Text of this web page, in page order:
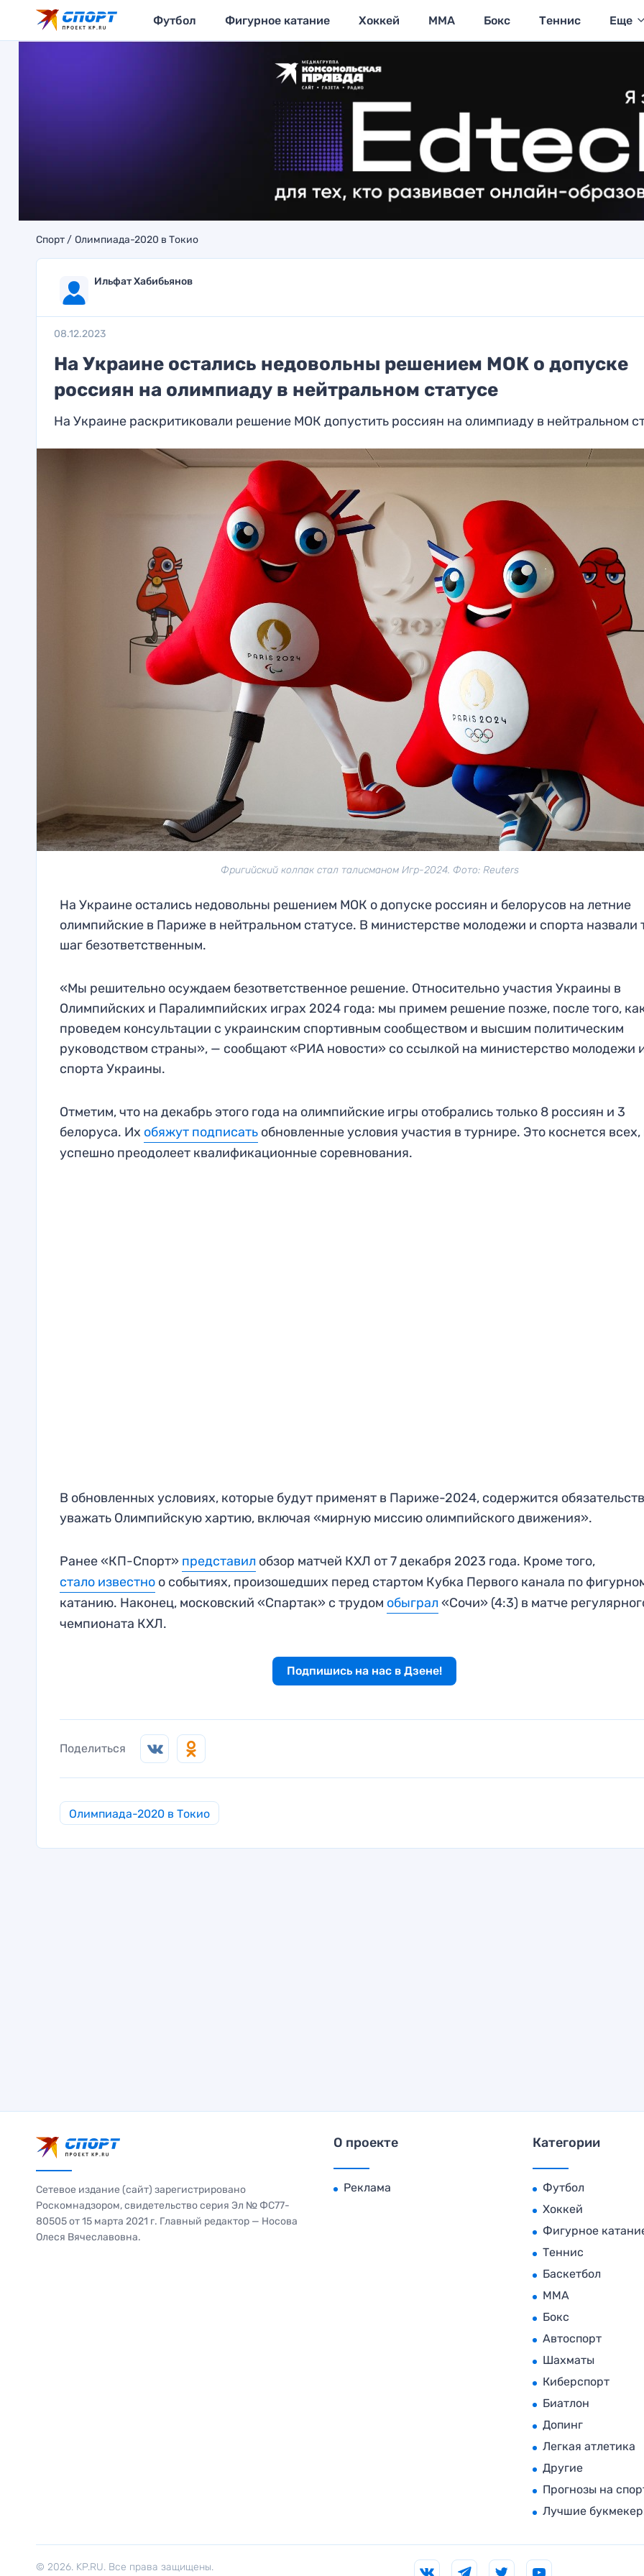
Футбол Фигурное катание Хоккей MMA Бокс Теннис Еще
Спорт Олимпиада-2020 в Токио
Ильфат Хабибьянов
08.12.2023
На Украине остались недовольны решением МОК о допуске
россиян на олимпиаду в нейтральном статусе
На Украине раскритиковали решение МОК допустить россиян на олимпиаду в нейтральном
Фригийский колпак стал талисманом Игр-2024. Фото: Reuters
На Украине остались недовольны решением МОК о допуске россиян и белорусов на летние
олимпийские в Париже в нейтральном статусе. В министерстве молодежи и спорта назвали
шаг безответственным.
«Мы решительно осуждаем безответственное решение. Относительно участия Украины в
Олимпийских и Паралимпийских играх 2024 года: мы примем решение позже, после того,
проведем консультации с украинским спортивным сообществом и высшим политическим
руководством страны», — сообщают «РИА новости» со ссылкой на министерство молодежи
спорта Украины.
Отметим, что на декабрь этого года на олимпийские игры отобрались только 8 россиян и 3
белоруса. Их обяжут подписатьобновленные условия участия в турнире. Это коснется всех,
успешно преодолеет квалификационные соревнования.
В обновленных условиях, которые будут применят в Париже-2024, содержится
уважать Олимпийскую хартию, включая «мирную миссию олимпийского движения».
Ранее «КП-Спорт» представилобзор матчей КХЛ от 7 декабря 2023 года. Кроме того,
стало известноо событиях, произошедших перед стартом Кубка Первого канала по
катанию. Наконец, московский «Спартак» с трудом обыграл«Сочи» (4:3) в матче
чемпионата КХЛ.
Подпишись на нас в Дзене!
Поделиться
Олимпиада-2020 в Токио
Сетевое издание (сайт) зарегистрировано
Роскомнадзором, свидетельство серия Эл № ФС77-
80505 от 15 марта 2021 г. Главный редактор — Носова
Олеся Вячеславовна.
О проекте
Реклама
Категории
Футбол
Хоккей
Фигурное
Теннис
Баскетбол
MMA
Бокс
Автоспорт
Шахматы
Киберспорт
Биатлон
Допинг
Легкая атлетика
Другие
Прогнозы на
Лучшие
© 2026. KP.RU. Все права защищены.